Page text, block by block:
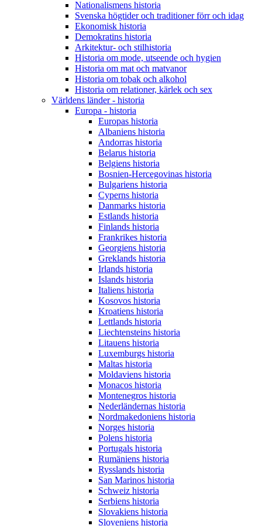
Nationalismens historia
Svenska högtider och traditioner förr och idag
Ekonomisk historia
Demokratins historia
Arkitektur- och stilhistoria
Historia om mode, utseende och hygien
Historia om mat och matvanor
Historia om tobak och alkohol
Historia om relationer, kärlek och sex
Världens länder - historia
Europa - historia
Europas historia
Albaniens historia
Andorras historia
Belarus historia
Belgiens historia
Bosnien-Hercegovinas historia
Bulgariens historia
Cyperns historia
Danmarks historia
Estlands historia
Finlands historia
Frankrikes historia
Georgiens historia
Greklands historia
Irlands historia
Islands historia
Italiens historia
Kosovos historia
Kroatiens historia
Lettlands historia
Liechtensteins historia
Litauens historia
Luxemburgs historia
Maltas historia
Moldaviens historia
Monacos historia
Montenegros historia
Nederländernas historia
Nordmakedoniens historia
Norges historia
Polens historia
Portugals historia
Rumäniens historia
Rysslands historia
San Marinos historia
Schweiz historia
Serbiens historia
Slovakiens historia
Sloveniens historia